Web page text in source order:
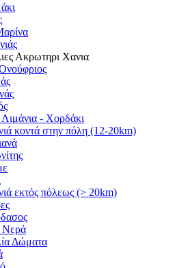
Ακρωτηρι Χανια
Λιμάνια - Χορδάκι
κοντά στην πόλη (12-20km)
εκτός πόλεως (> 20km)
Νερά
Δώματα